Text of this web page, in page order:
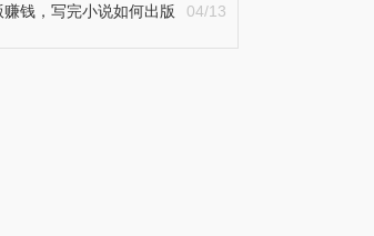
04/13
钱，写完小说如何出版